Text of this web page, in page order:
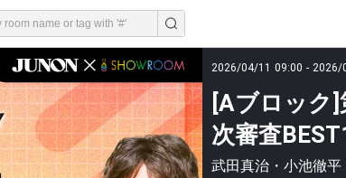
2026/04/11 09:00 - 2026/
[Aブロック
次審査
武田真治・小池徹